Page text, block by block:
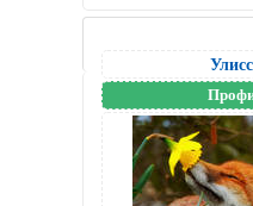
Улисс